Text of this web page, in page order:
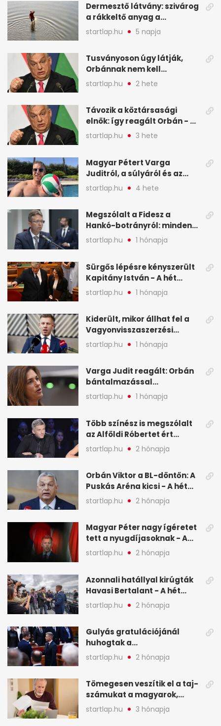
Dermesztő látvány: szivárog
a rákkeltő anyag a
kiszáradó Dunába
Budapesten - A hét
képekben
startlap.hu 5 napja
Tusványoson úgy látják,
Orbánnak nem kell
változtatnia - A hét
legfontosabb hírei
startlap.hu 2 hete
Távozik a köztársasági
elnök: így reagált Orbán - A
hét legfontosabb hírei
képekben
startlap.hu 3 hete
Magyar Pétert Varga
Juditról, a súlyáról és az
alvásidejéről is faggatták a
Redditen, sok kérdésre sírva
A hét legfontosabb hírei
képekben
startlap.hu 4 hete
Megszólalt a Fidesz a
Hankó-botrányról: minden
forint jó helyre ment - A hét
legfontosabb hírei
startlap.hu 1 hónapja
Sürgős lépésre kényszerült
Kapitány István - A hét
legfontosabb hírei
képekben
startlap.hu 1 hónapja
Kiderült, mikor állhat fel a
Vagyonvisszaszerzési
Hivatal - A hét legfontosabb
hírei képekben
startlap.hu 1 hónapja
Varga Judit reagált: Orbán
bántalmazással
kapcsolatban emlegette - A
hét legfontosabb hírei
startlap.hu 1 hónapja
Több színész is megszólalt
az Alföldi Róbertet ért
vádakról - A hét
legfontosabb hírei
startlap.hu 2 hónapja
Orbán Viktor a BL-döntőn: A
Puskás Aréna kicsi - A hét
legfontosabb hírei képeken
startlap.hu 2 hónapja
Magyar Péter nagy ígéretet
tett a nyugdíjasoknak - A
hét legfontosabb hírei
képekben
startlap.hu 2 hónapja
Azonnali hatállyal kirúgták
Havasi Bertalant - A hét
legfontosabb hírei
képekben
startlap.hu 2 hónapja
Gulyás gratulációjánál
huhogtak a
leghangosabban, miután
Magyart miniszterelnökké
legfontosabb hírei
képekben
startlap.hu 2 hónapja
Tömegesen veszítik el a taj-
számukat a magyarok,
sokak ellen eljárást indít a
NAV - A hét hírei képekben
startlap.hu 3 hónapja